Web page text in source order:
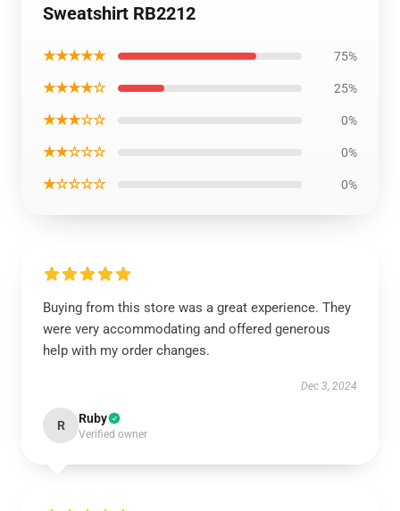
Sweatshirt RB2212
★★★★★ 75%
★★★★☆ 25%
★★★☆☆ 0%
★★☆☆☆ 0%
★☆☆☆☆ 0%
Buying from this store was a great experience. They
were very accommodating and offered generous
help with my order changes.
Dec 3, 2024
R Ruby
Verified owner